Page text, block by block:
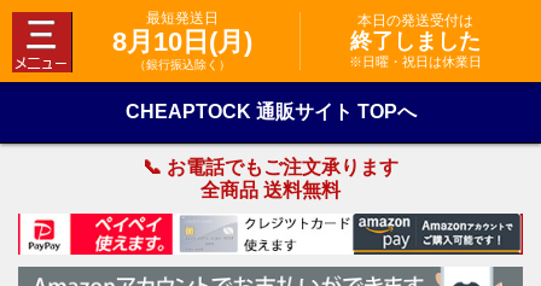
最短発送日
8月10日(月)
（銀行振込除く）
本日の発送受付は
終了しました
※日曜・祝日は休業日
CHEAPTOCK 通販サイト TOPへ
📞 お電話でもご注文承ります
全商品 送料無料